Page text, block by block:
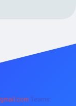
Teams: